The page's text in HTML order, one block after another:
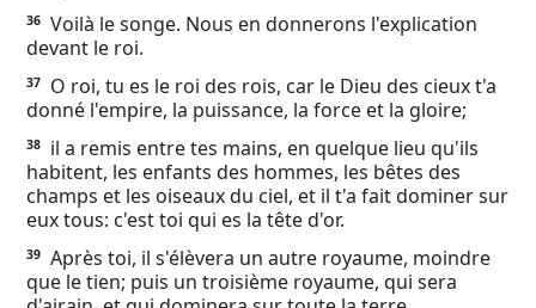
36 Voilà le songe. Nous en donnerons l'explication
devant le roi.
37
O roi, tu es le roi des rois, car le Dieu des cieux t'a
donné l'empire, la puissance, la force et la gloire;
38
il a remis entre tes mains, en quelque lieu qu'ils
habitent, les enfants des hommes, les bêtes des
champs et les oiseaux du ciel, et il t'a fait dominer sur
eux tous: c'est toi qui es la tête d'or.
39 Après toi, il s'élèvera un autre royaume, moindre
que le tien; puis un troisième royaume, qui sera